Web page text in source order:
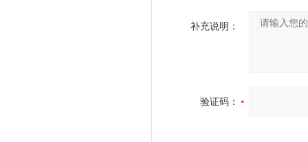
补充说明：
验证码：